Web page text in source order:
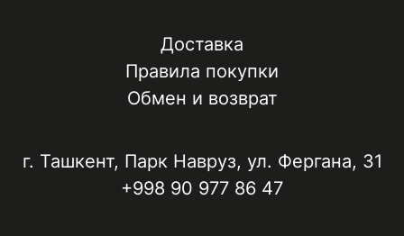
Доставка
Правила покупки
Обмен и возврат
г. Ташкент, ​Парк Навруз​, ул. Фергана, 31
+998 90 977 86 47